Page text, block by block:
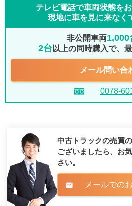
テレビ電話で車両状態をお
現地に車を見に来なく
非公開車両1,000
2台 以上の同時購入で、
メール問い合
0078-
中古トラックの売買
ございましたら、 お
さい。
mail メールでの